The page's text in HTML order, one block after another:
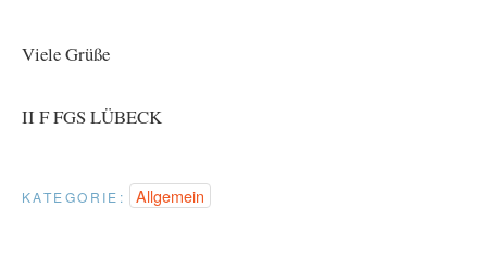
Viele Grüße
II F FGS LÜBECK
KATEGORIE: Allgemein